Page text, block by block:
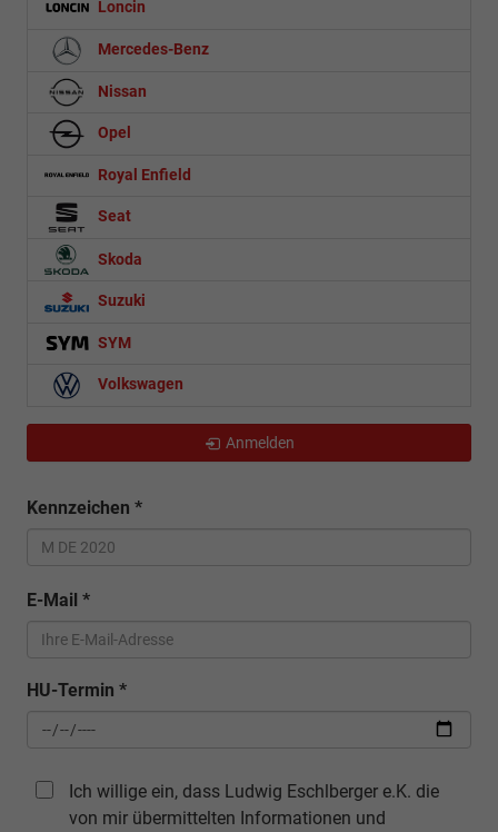
Loncin
Mercedes-Benz
Nissan
Opel
Royal Enfield
Seat
Skoda
Suzuki
SYM
Volkswagen
Anmelden
Kennzeichen *
E-Mail *
HU-Termin *
Ich willige ein, dass Ludwig Eschlberger e.K. die
von mir übermittelten Informationen und